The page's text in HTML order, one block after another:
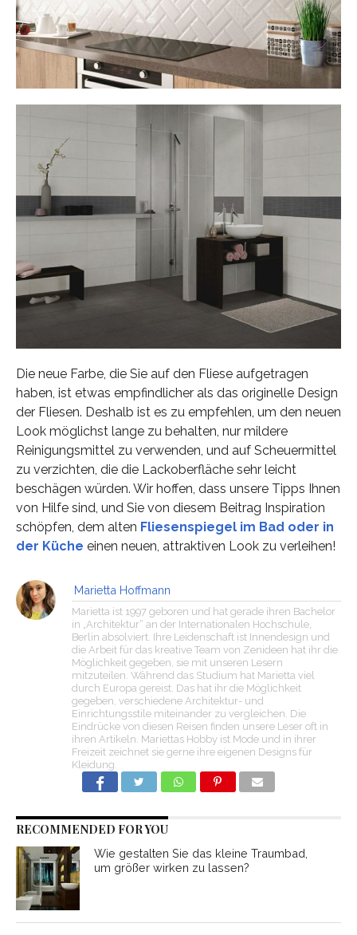
Die neue Farbe, die Sie auf den Fliese aufgetragen
haben, ist etwas empfindlicher als das originelle Design
der Fliesen. Deshalb ist es zu empfehlen, um den neuen
Look möglichst lange zu behalten, nur mildere
Reinigungsmittel zu verwenden, und auf Scheuermittel
zu verzichten, die die Lackoberfläche sehr leicht
beschägen würden. Wir hoffen, dass unsere Tipps Ihnen
von Hilfe sind, und Sie von diesem Beitrag Inspiration
schöpfen, dem alten Fliesenspiegel im Bad oder in
der Küche einen neuen, attraktiven Look zu verleihen!
Marietta Hoffmann
Marietta ist 1997 geboren und hat gerade ihren Bachelor
in „Architektur“ an der Internationalen Hochschule,
Berlin absolviert. Ihre Leidenschaft ist Innendesign und
die Arbeit für das kreative Team von Zenideen hat ihr die
Möglichkeit gegeben, sie mit unseren Lesern
mitzuteilen. Während das Studium hat Marietta viel
durch Europa gereist. Das hat ihr die Möglichkeit
gegeben, verschiedene Architektur- und
Einrichtungsstile miteinander zu vergleichen. Die
Eindrücke von diesen Reisen finden unsere Leser oft in
ihren Artikeln. Mariettas Hobby ist Mode und in ihrer
Freizeit zeichnet sie gerne ihre eigenen Designs für
Kleidung.
RECOMMENDED FOR YOU
Wie gestalten Sie das kleine Traumbad,
um größer wirken zu lassen?